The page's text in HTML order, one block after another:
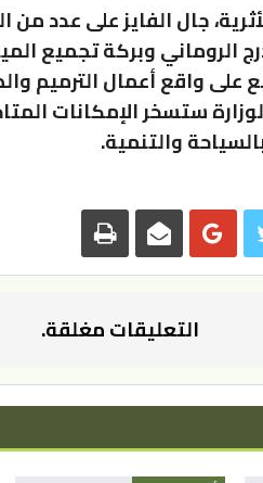
جال الفايز على عدد من
الروماني وبركة تجميع
واقع أعمال الترميم
ستسخر الإمكانات
والتنمية.
التعليقات مغلقة.